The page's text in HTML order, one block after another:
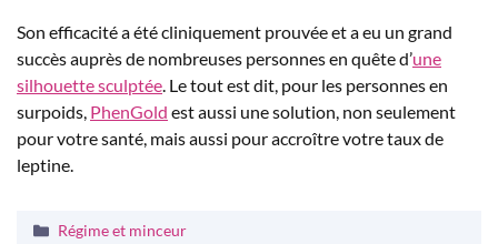
Son efficacité a été cliniquement prouvée et a eu un grand
succès auprès de nombreuses personnes en quête d’une
silhouette sculptée . Le tout est dit, pour les personnes en
surpoids, PhenGold est aussi une solution, non seulement
pour votre santé, mais aussi pour accroître votre taux de
leptine.
Catégories
Régime et minceur